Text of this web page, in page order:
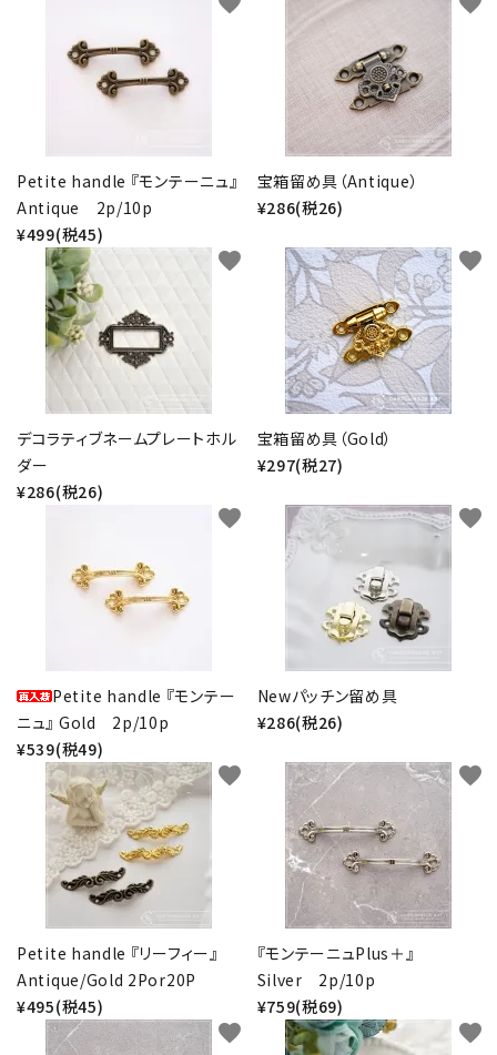
Petite handle 『モンテーニュ』
Antique 2p/10p
¥499(税45)
宝箱留め具（Antique）
¥286(税26)
デコラティブネームプレートホル
ダー
¥286(税26)
favorite
宝箱留め具（Gold）
¥297(税27)
favorite
Petite handle 『モンテー
ニュ』 Gold 2p/10p
¥539(税49)
favorite
Newパッチン留め具
¥286(税26)
favorite
Petite handle 『リーフィー』
Antique/Gold 2Por20P
¥495(税45)
favorite
『モンテーニュPlus＋』
Silver 2p/10p
¥759(税69)
favorite
favorite favorite